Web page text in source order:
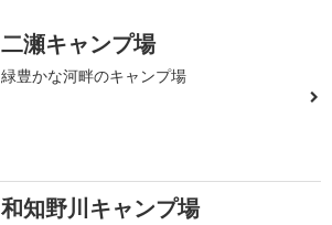
二瀬キャンプ場
緑豊かな河畔のキャンプ場
和知野川キャンプ場